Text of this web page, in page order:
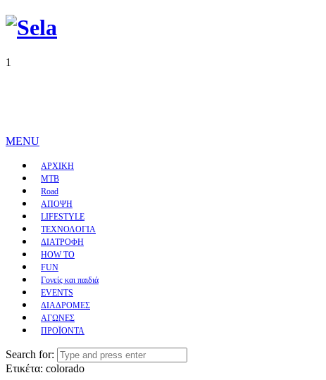
1
MENU
ΑΡΧΙΚΗ
MTB
Road
ΑΠΟΨΗ
LIFESTYLE
ΤΕΧΝΟΛΟΓΙΑ
ΔΙΑΤΡΟΦΗ
HOW TO
FUN
Γονείς και παιδιά
EVENTS
ΔΙΑΔΡΟΜΕΣ
ΑΓΩΝΕΣ
ΠΡΟΪΟΝΤΑ
Search for:
Ετικέτα: colorado